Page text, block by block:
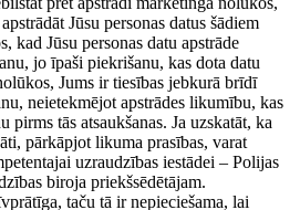
Jūsu personas datus šādiem
kad Jūsu personas datu apstrāde
jo īpaši piekrišanu, kas dota datu
Jums ir tiesības jebkurā brīdī
neietekmējot apstrādes likumību, kas
pirms tās atsaukšanas. Ja uzskatāt, ka
pārkāpjot likuma prasības, varat
uzraudzības iestādei – Polijas
biroja priekšsēdētājam.
taču tā ir nepieciešama, lai